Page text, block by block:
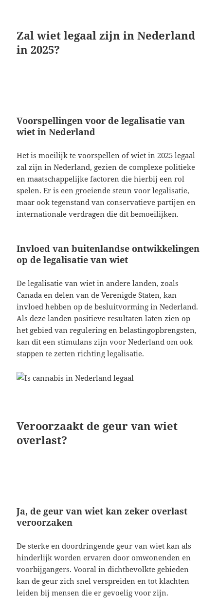
Zal wiet legaal zijn in Nederland
in 2025?
Voorspellingen voor de legalisatie van
wiet in Nederland
Het is moeilijk te voorspellen of wiet in 2025 legaal
zal zijn in Nederland, gezien de complexe politieke
en maatschappelijke factoren die hierbij een rol
spelen. Er is een groeiende steun voor legalisatie,
maar ook tegenstand van conservatieve partijen en
internationale verdragen die dit bemoeilijken.
Invloed van buitenlandse ontwikkelingen
op de legalisatie van wiet
De legalisatie van wiet in andere landen, zoals
Canada en delen van de Verenigde Staten, kan
invloed hebben op de besluitvorming in Nederland.
Als deze landen positieve resultaten laten zien op
het gebied van regulering en belastingopbrengsten,
kan dit een stimulans zijn voor Nederland om ook
stappen te zetten richting legalisatie.
Veroorzaakt de geur van wiet
overlast?
Ja, de geur van wiet kan zeker overlast
veroorzaken
De sterke en doordringende geur van wiet kan als
hinderlijk worden ervaren door omwonenden en
voorbijgangers. Vooral in dichtbevolkte gebieden
kan de geur zich snel verspreiden en tot klachten
leiden bij mensen die er gevoelig voor zijn.